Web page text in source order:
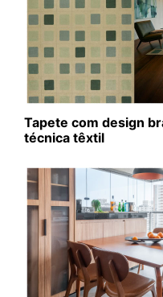
Tapete com design
técnica têxtil